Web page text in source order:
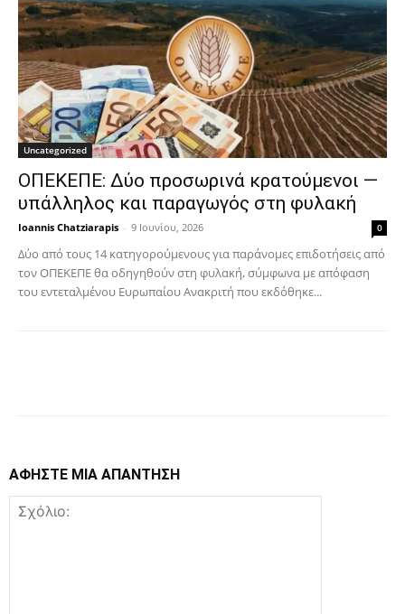
Uncategorized
ΟΠΕΚΕΠΕ: Δύο προσωρινά κρατούμενοι —
υπάλληλος και παραγωγός στη φυλακή
Ioannis Chatziarapis - 9 Ιουνίου, 2026 0
Δύο από τους 14 κατηγορούμενους για παράνομες επιδοτήσεις από
τον ΟΠΕΚΕΠΕ θα οδηγηθούν στη φυλακή, σύμφωνα με απόφαση
του εντεταλμένου Ευρωπαίου Ανακριτή που εκδόθηκε...
ΑΦΗΣΤΕ ΜΙΑ ΑΠΑΝΤΗΣΗ